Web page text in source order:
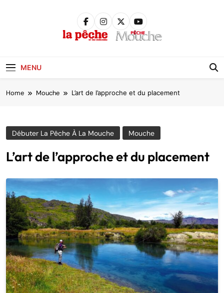
MENU
Home Mouche L’art de l’approche et du placement
Débuter La Pêche À La Mouche Mouche
L’art de l’approche et du placement